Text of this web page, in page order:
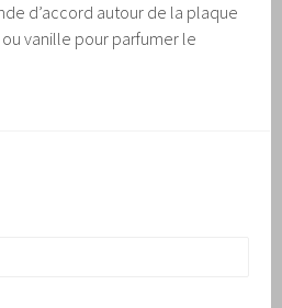
d’accord autour de la plaque
vanille pour parfumer le